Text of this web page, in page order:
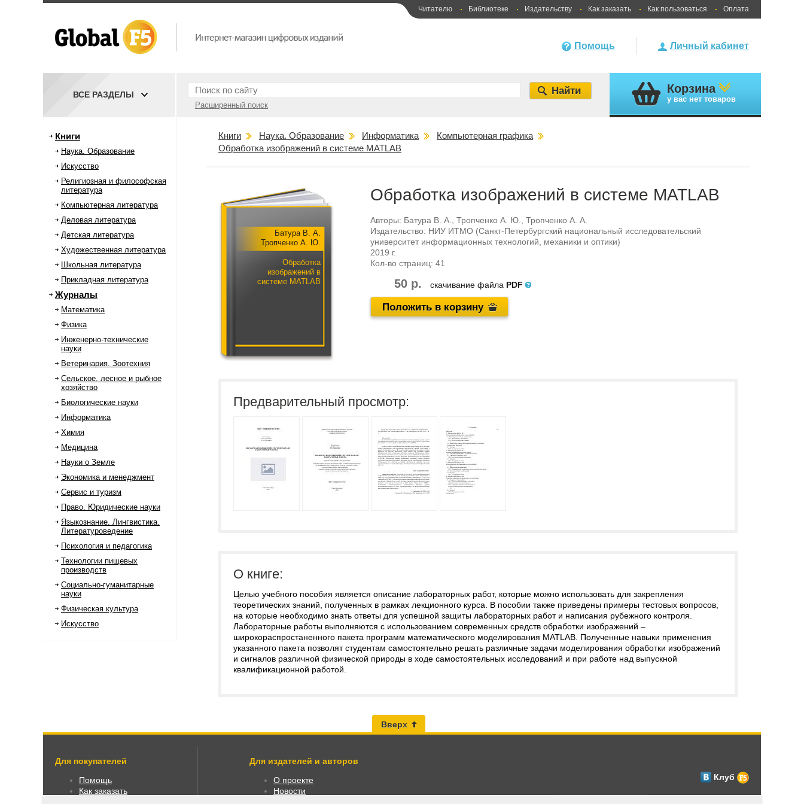
Читателю Библиотеке Издательству Как заказать Как пользоваться Оплата
Личный кабинет
Помощь
Расширенный поиск
ВСЕ РАЗДЕЛЫ Корзина
у вас нет товаров
Книги
Наука. Образование
Искусство
Религиозная и философская
литература
Компьютерная литература
Деловая литература
Детская литература
Художественная литература
Школьная литература
Прикладная литература
Журналы
Математика
Физика
Инженерно-технические
науки
Ветеринария. Зоотехния
Сельское, лесное и рыбное
хозяйство
Биологические науки
Информатика
Химия
Медицина
Науки о Земле
Экономика и менеджмент
Сервис и туризм
Право. Юридические науки
Языкознание. Лингвистика.
Литературоведение
Психология и педагогика
Технологии пищевых
производств
Социально-гуманитарные
науки
Физическая культура
Искусство
Книги Наука. Образование Информатика
Компьютерная графика
Обработка изображений в системе MATLAB
Батура В. А.
Тропченко А. Ю.
Обработка
изображений в
системе MATLAB
Обработка изображений в системе MATLAB
Авторы: Батура В. А. Тропченко А. Ю.
Тропченко А. А.
Издательство: НИУ ИТМО (Санкт-Петербургский национальный исследовательский
университет информационных технологий, механики и оптики)
2019 г.
Кол-во страниц: 41
50 р. скачивание файла PDF
Положить в корзину
Предварительный просмотр:
О книге:
Целью учебного пособия является описание лабораторных работ, которые можно использовать для закрепления
теоретических знаний, полученных в рамках лекционного курса. В пособии также приведены примеры тестовых вопросов,
на которые необходимо знать ответы для успешной защиты лабораторных работ и написания рубежного контроля.
Лабораторные работы выполняются с использованием современных средств обработки изображений –
широкораспростаненного пакета программ математического моделирования MATLAB. Полученные навыки применения
указанного пакета позволят студентам самостоятельно решать различные задачи моделирования обработки изображений
и сигналов различной физической природы в ходе самостоятельных исследований и при работе над выпускной
квалификационной работой.
Вверх
Для покупателей
Помощь
Как заказать
Для издателей и авторов
О проекте
Новости
Клуб